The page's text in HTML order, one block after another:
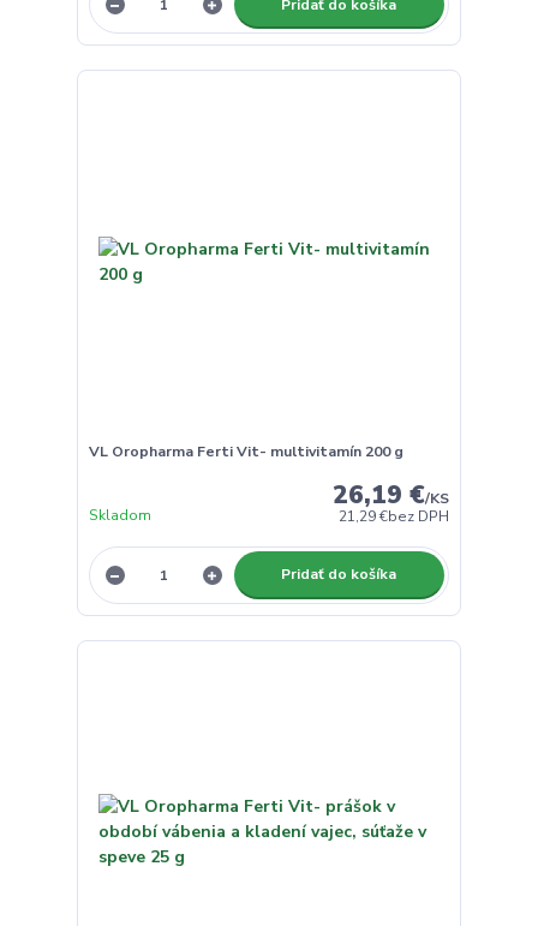
Pridať do košíka
VL Oropharma Ferti Vit- multivitamín 200 g
26,19 €/KS
21,29 €bez DPH
Skladom
Pridať do košíka